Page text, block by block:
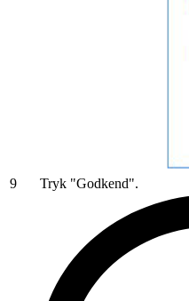
9 Tryk "Godkend".